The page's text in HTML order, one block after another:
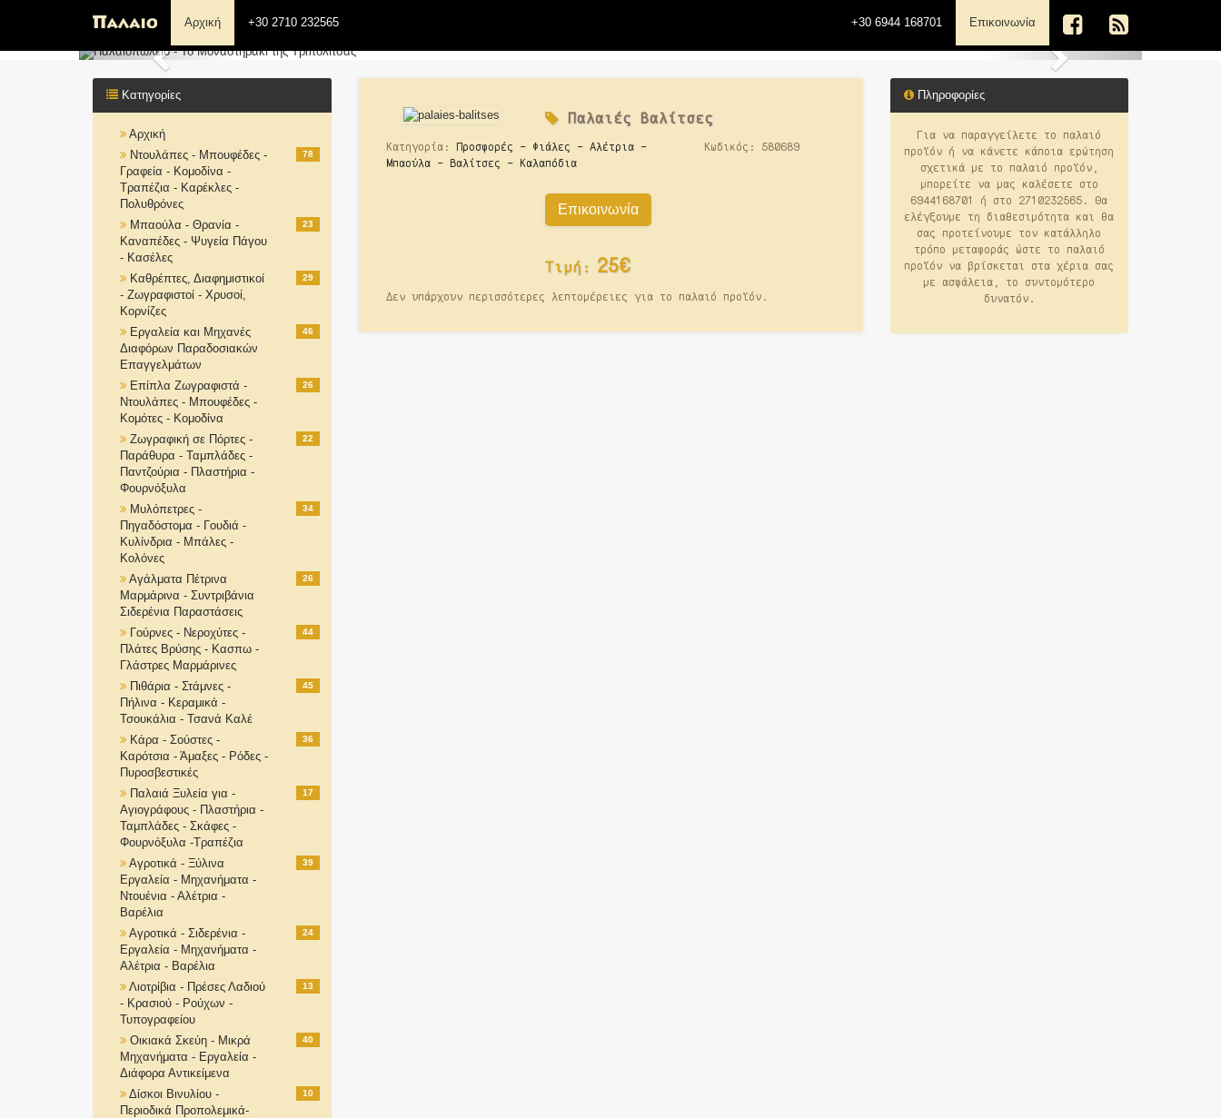
Αρχική +30 2710 232565 +30 6944 168701 Επικοινωνία (current)
Previous Next
Κατηγορίες
Αρχική
Ντουλάπες - Μπουφέδες -
Γραφεία - Κομοδίνα -
Τραπέζια - Καρέκλες -
Πολυθρόνες
78
Μπαούλα - Θρανία -
Καναπέδες - Ψυγεία Πάγου
- Κασέλες
23
Καθρέπτες, Διαφημιστικοί
- Ζωγραφιστοί - Χρυσοί,
Κορνίζες
29
Εργαλεία και Μηχανές
Διαφόρων Παραδοσιακών
Επαγγελμάτων
46
Επίπλα Ζωγραφιστά -
Ντουλάπες - Μπουφέδες -
Κομότες - Κομοδίνα
26
Ζωγραφική σε Πόρτες -
Παράθυρα - Ταμπλάδες -
Παντζούρια - Πλαστήρια -
Φουρνόξυλα
22
Μυλόπετρες -
Πηγαδόστομα - Γουδιά -
Κυλίνδρια - Μπάλες -
Κολόνες
34
Αγάλματα Πέτρινα
Μαρμάρινα - Συντριβάνια
Σιδερένια Παραστάσεις
26
Γούρνες - Νεροχύτες -
Πλάτες Βρύσης - Κασπω -
Γλάστρες Μαρμάρινες
44
Πιθάρια - Στάμνες -
Πήλινα - Κεραμικά -
Τσουκάλια - Τσανά Καλέ
45
Κάρα - Σούστες -
Καρότσια - Άμαξες - Ρόδες -
Πυροσβεστικές
36
Παλαιά Ξυλεία για -
Αγιογράφους - Πλαστήρια -
Ταμπλάδες - Σκάφες -
Φουρνόξυλα -Τραπέζια
17
Αγροτικά - Ξύλινα
Εργαλεία - Μηχανήματα -
Ντουένια - Αλέτρια -
Βαρέλια
39
Αγροτικά - Σιδερένια -
Εργαλεία - Μηχανήματα -
Αλέτρια - Βαρέλια
24
Λιοτρίβια - Πρέσες Λαδιού
- Κρασιού - Ρούχων -
Τυπογραφείου
13
Οικιακά Σκεύη - Μικρά
Μηχανήματα - Εργαλεία -
Διάφορα Αντικείμενα
40
Δίσκοι Βινυλίου -
Περιοδικά Προπολεμικά-
10
ΠαλαιέςΒαλίτσες
Κατηγορία: Προσφορές - Φιάλες - Αλέτρια -
Μπαούλα - Βαλίτσες - Καλαπόδια
Κωδικός: 580689
Επικοινωνία
Τιμή: 25€
Δεν υπάρχουν περισσότερες λεπτομέρειες για το παλαιό προϊόν.
Πληροφορίες
Για να παραγγείλετε το παλαιό
προϊόν ή να κάνετε κάποια ερώτηση
σχετικά με το παλαιό προϊόν,
μπορείτε να μας καλέσετε στο
6944168701 ή στο 2710232565. Θα
ελέγξουμε τη διαθεσιμότητα και θα
σας προτείνουμε τον κατάλληλο
τρόπο μεταφοράς ώστε το παλαιό
προϊόν να βρίσκεται στα χέρια σας
με ασφάλεια, το συντομότερο
δυνατόν.